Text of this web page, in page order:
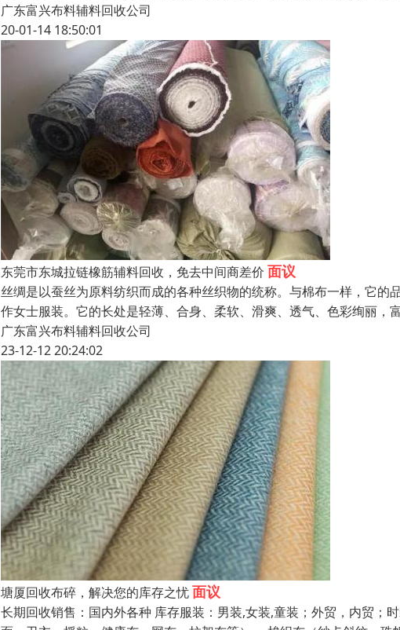
广东富兴布料辅料回收公司
20-01-14 18:50:01
东莞市东城拉链橡筋辅料回收，免去中间商差价 面议
丝绸是以蚕丝为原料纺织而成的各种丝织物的统称。与棉布一样，它
作女士服装。它的长处是轻薄、合身、柔软、滑爽、透气、色彩绚丽
广东富兴布料辅料回收公司
23-12-12 20:24:02
塘厦回收布碎，解决您的库存之忧面议
长期回收销售：国内外各种 库存服装：男装,女装,童装；外贸，内贸；